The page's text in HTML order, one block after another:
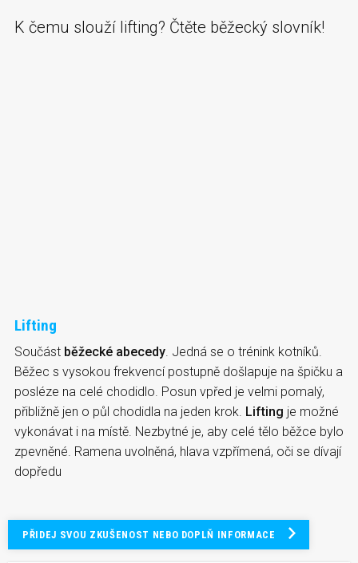
K čemu slouží lifting? Čtěte běžecký slovník!
Lifting
Součást běžecké abecedy . Jedná se o trénink kotníků.
Běžec s vysokou frekvencí postupně došlapuje na špičku a
posléze na celé chodidlo. Posun vpřed je velmi pomalý,
přibližně jen o půl chodidla na jeden krok. Lifting je možné
vykonávat i na místě. Nezbytné je, aby celé tělo běžce bylo
zpevněné. Ramena uvolněná, hlava vzpřímená, oči se dívají
dopředu
PŘIDEJ SVOU ZKUŠENOST NEBO DOPLŇ INFORMACE